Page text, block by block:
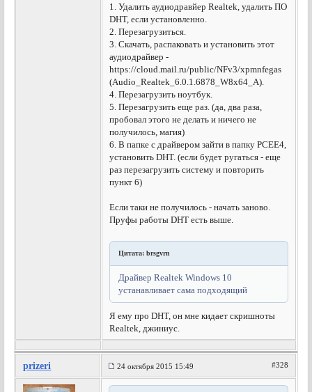
1. Удалить аудиодравйер Realtek, удалить ПО
DHT, если установленно.
2. Перезагрузиться.
3. Скачать, распаковать и установить этот
аудиодрайвер -
https://cloud.mail.ru/public/NFv3/xpmnfegas
(Audio_Realtek_6.0.1.6878_W8x64_A).
4. Перезагрузить ноутбук.
5. Перезагрузить еще раз. (да, два раза,
пробовал этого не делать и ничего не
получилось, магия)
6. В папке с драйвером зайти в папку PCEE4,
установить DHT. (если будет ругаться - еще
раз перезагрузить систему и повторить
пункт 6)
Если таки не получилось - начать заново.
Пруфы работы DHT есть выше.
Цитата: brsgvrn
Драйвер Realtek Windows 10
устанавливает сама подходящий
Я ему про DHT, он мне кидает скришноты
Realtek, джиниус.
prizeri 24 октября 2015 15:49 #328